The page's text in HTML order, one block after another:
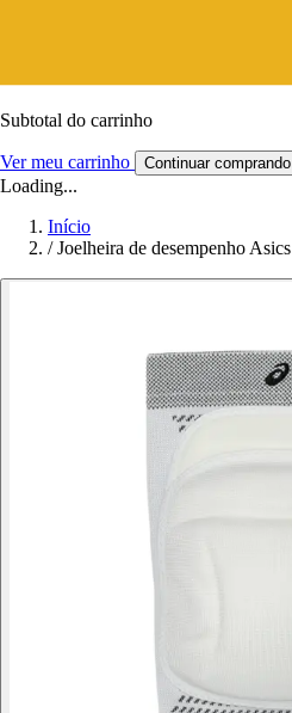
Subtotal do carrinho
Ver meu carrinho Continuar comprando
Loading...
Início
/ Joelheira de desempenho Asics